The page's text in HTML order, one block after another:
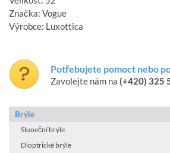
Značka: Vogue
Výrobce: Luxottica
Potřebujete pomoct nebo
Zavolejte nám na (+420) 325
Brýle
Sluneční brýle
Dioptrické brýle